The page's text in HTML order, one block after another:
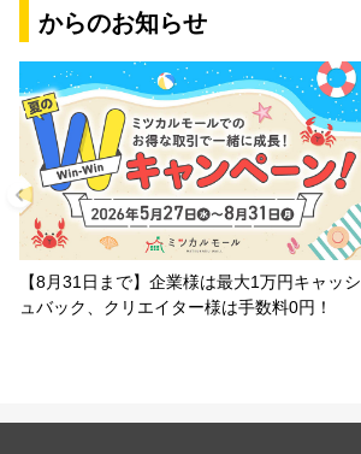
からのお知らせ
【8月31日まで】企業様は最大1万円キャッシ
ュバック、クリエイター様は手数料0円！